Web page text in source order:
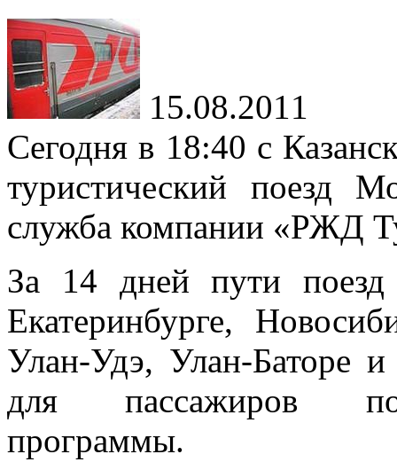
15.08.2011
Сегодня в 18:40 с
туристический поезд
служба компании «РЖД
За 14 дней пути поезд
Екатеринбурге,
Улан-Удэ, Улан-Баторе
для пассажиров
программы.